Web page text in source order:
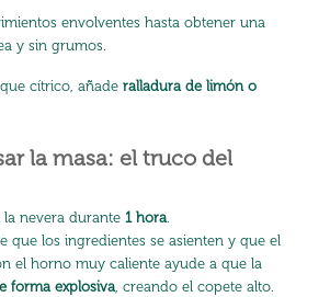
envolventes hasta obtener una
y sin grumos.
cítrico, añade ralladura de limón o
la masa: el truco del
la nevera durante 1 hora.
que los ingredientes se asienten y que el
el horno muy caliente ayude a que la
forma explosiva, creando el copete alto.